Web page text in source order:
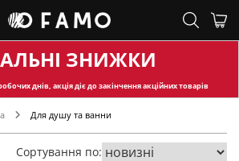
ЗНИЖКИ
днів, акція діє до закінчення акційних товарів
Для душу та ванни
Сортування по: